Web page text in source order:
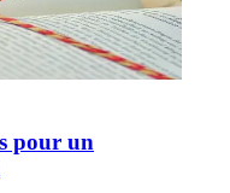
pour un